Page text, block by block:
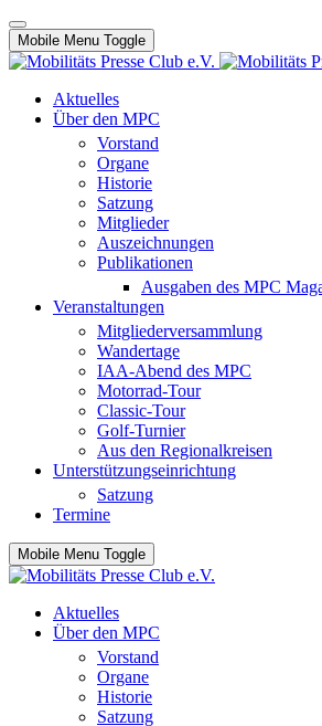
Mobile Menu Toggle
Aktuelles
Über den MPC
Vorstand
Organe
Historie
Satzung
Mitglieder
Auszeichnungen
Publikationen
Ausgaben des MPC
Veranstaltungen
Mitgliederversammlung
Wandertage
IAA-Abend des MPC
Motorrad-Tour
Classic-Tour
Golf-Turnier
Aus den Regionalkreisen
Unterstützungseinrichtung
Satzung
Termine
Mobile Menu Toggle
Aktuelles
Über den MPC
Vorstand
Organe
Historie
Satzung